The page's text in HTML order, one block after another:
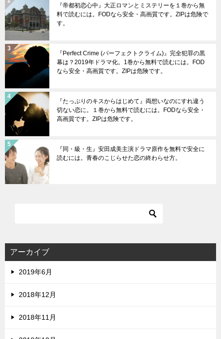
『帝都初恋心中』大正ロマンとミステリーを１巻から無
料で読むには。FODなら安全・高画質です。ZIPは危険で
す。
『Perfect Crime (パーフェクトクライム)』完全犯罪の黒
幕は？2019年ドラマ化。1巻から無料で読むには。FOD
なら安全・高画質です。ZIPは危険です。
『たっぷりのキスからはじめて』両想いなのにすれ違う
切ない恋に。１巻から無料で読むには。FODなら安全・
高画質です。ZIPは危険です。
『同・級・生』安田成美主演ドラマ原作を無料で安全に
読むには。青春のこじらせた恋の終わらせ方。
アーカイブ
2019年6月
2018年12月
2018年11月